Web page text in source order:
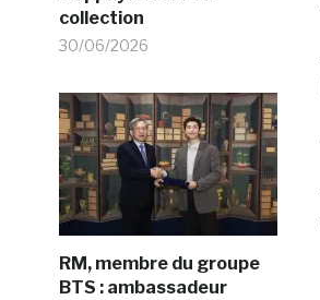
collection
30/06/2026
RM, membre du groupe
BTS : ambassadeur